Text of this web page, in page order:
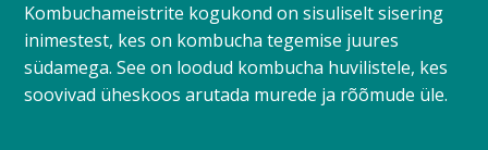
Kombuchameistrite kogukond on sisuliselt sisering
inimestest, kes on kombucha tegemise juures
südamega. See on loodud kombucha huvilistele, kes
soovivad üheskoos arutada murede ja rõõmude üle.